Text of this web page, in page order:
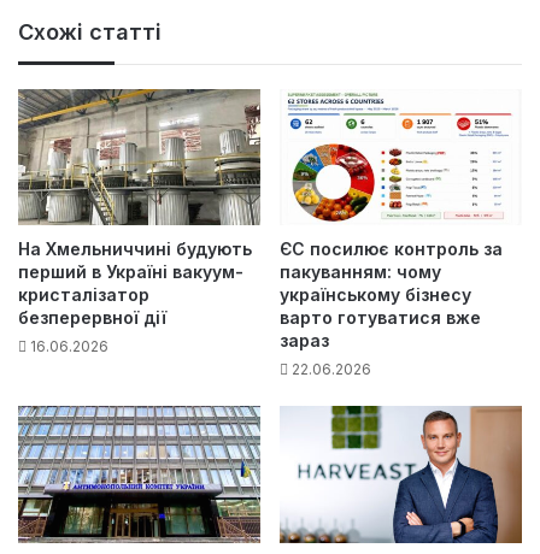
Схожі статті
На Хмельниччині будують
перший в Україні вакуум-
кристалізатор
безперервної дії
16.06.2026
ЄС посилює контроль за
пакуванням: чому
українському бізнесу
варто готуватися вже
зараз
22.06.2026